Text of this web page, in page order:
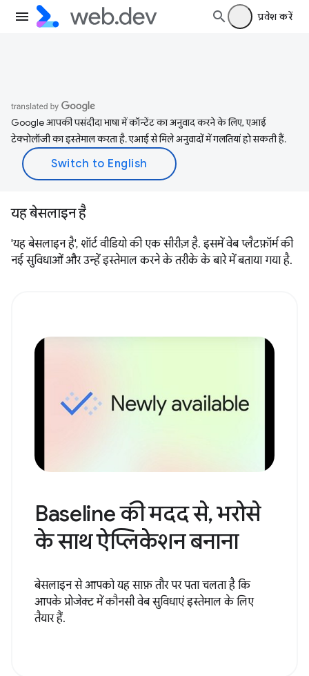
प्रवेश करें
Google आपकी पसंदीदा भाषा में कॉन्टेंट का अनुवाद करने के लिए, एआई
टेक्नोलॉजी का इस्तेमाल करता है. एआई से मिले अनुवादों में गलतियां हो सकती हैं.
यह बेसलाइन है
'यह बेसलाइन है', शॉर्ट वीडियो की एक सीरीज़ है. इसमें वेब प्लैटफ़ॉर्म की
नई सुविधाओं और उन्हें इस्तेमाल करने के तरीके के बारे में बताया गया है.
Baseline की मदद से, भरोसे
के साथ ऐप्लिकेशन बनाना
बेसलाइन से आपको यह साफ़ तौर पर पता चलता है कि
आपके प्रोजेक्ट में कौनसी वेब सुविधाएं इस्तेमाल के लिए
तैयार हैं.